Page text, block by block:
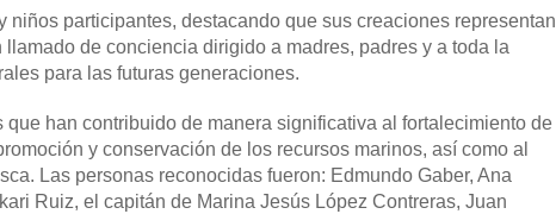
participantes, destacando que sus creaciones representan
de conciencia dirigido a madres, padres y a toda la
para las futuras generaciones.
han contribuido de manera significativa al fortalecimiento de
y conservación de los recursos marinos, así como al
Las personas reconocidas fueron: Edmundo Gaber, Ana
Ruiz, el capitán de Marina Jesús López Contreras, Juan